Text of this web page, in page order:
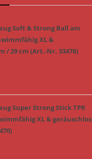
Soft & Strong Ball am
XL &
/ 29 cm (Art.-Nr. 33478)
Super Strong Stick TPR
XL & geräuschlos